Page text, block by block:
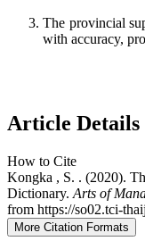
The provincial
with accuracy,
Article Details
How to Cite
Kongka , S. . (2020).
Dictionary. Arts of
from https://so02.tci-
More Citation Formats